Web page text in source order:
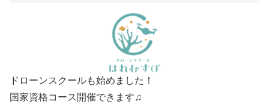
ドローンスクールも始めました！
国家資格コース開催できます♫